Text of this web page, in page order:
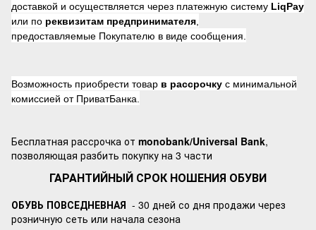
доставкой и осуществляется через платежную систему LiqPay
или по реквизитам предпринимателя
предоставляемые Покупателю в виде сообщения.
Возможность приобрести товар в рассрочку с минимальной
комиссией от ПриватБанка.
Бесплатная рассрочка от monobank/Universal Bank,
позволяющая разбить покупку на 3 части
ГАРАНТИЙНЫЙ СРОК НОШЕНИЯ ОБУВИ
ОБУВЬ ПОВСЕДНЕВНАЯ - 30 дней со дня продажи через
розничную сеть или начала сезона